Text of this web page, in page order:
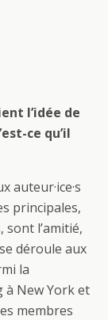
l’idée de
ce qu’il
auteur·ice·s
principales,
sont l’amitié,
déroule aux
la
New York et
membres